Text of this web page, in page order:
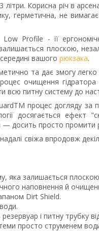
Корисна річ в
герметична, не
Profile - її
плоскою,
вашого рюкзака.
та дає змогу
очищення
всю питну систему до
процес догляду
досягається
— досить просто
свіжа впродовж
яка залишається
наповнення й
Dirt Shield.
і питну трубку
просто струменем